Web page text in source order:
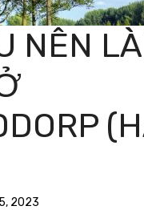
NÊN
2023